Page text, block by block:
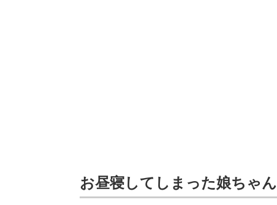
お昼寝してしまった娘ちゃん